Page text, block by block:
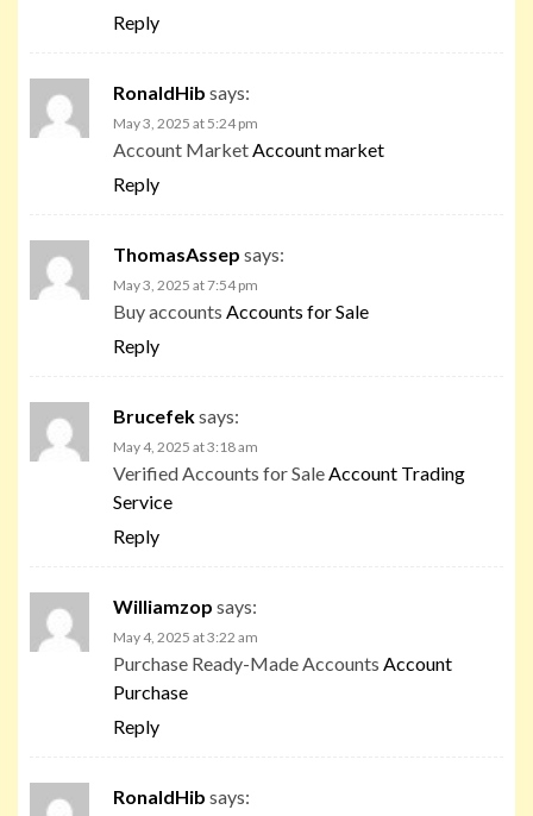
Reply
RonaldHib says:
May 3, 2025 at 5:24 pm
Account Market Account market
Reply
ThomasAssep says:
May 3, 2025 at 7:54 pm
Buy accounts Accounts for Sale
Reply
Brucefeksays:
May 4, 2025 at 3:18 am
Verified Accounts for Sale Account Trading
Service
Reply
Williamzop says:
May 4, 2025 at 3:22 am
Purchase Ready-Made Accounts Account
Purchase
Reply
RonaldHib says: